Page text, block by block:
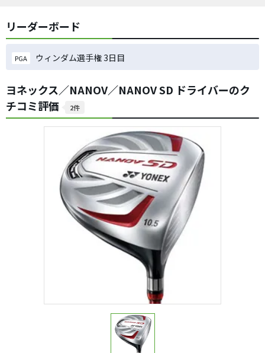
リーダーボード
PGA ウィンダム選手権 3日目
ヨネックス／NANOV／NANOV SD ドライバーのク
チコミ評価
2件